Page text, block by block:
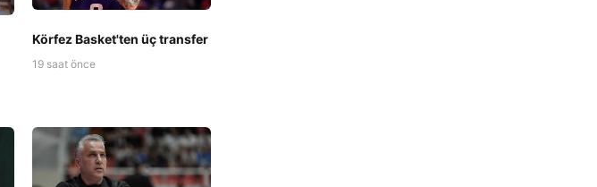
Körfez Basket'ten üç transfer
19 saat önce